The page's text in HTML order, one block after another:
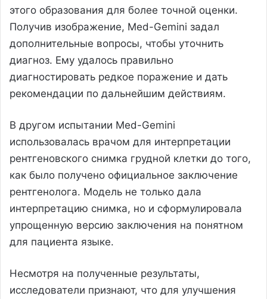
этого образования для более точной оценки.
Получив изображение, Med-Gemini задал
дополнительные вопросы, чтобы уточнить
диагноз. Ему удалось правильно
диагностировать редкое поражение и дать
рекомендации по дальнейшим действиям.
В другом испытании Med-Gemini
использовалась врачом для интерпретации
рентгеновского снимка грудной клетки до того,
как было получено официальное заключение
рентгенолога. Модель не только дала
интерпретацию снимка, но и сформулировала
упрощенную версию заключения на понятном
для пациента языке.
Несмотря на полученные результаты,
исследователи признают, что для улучшения